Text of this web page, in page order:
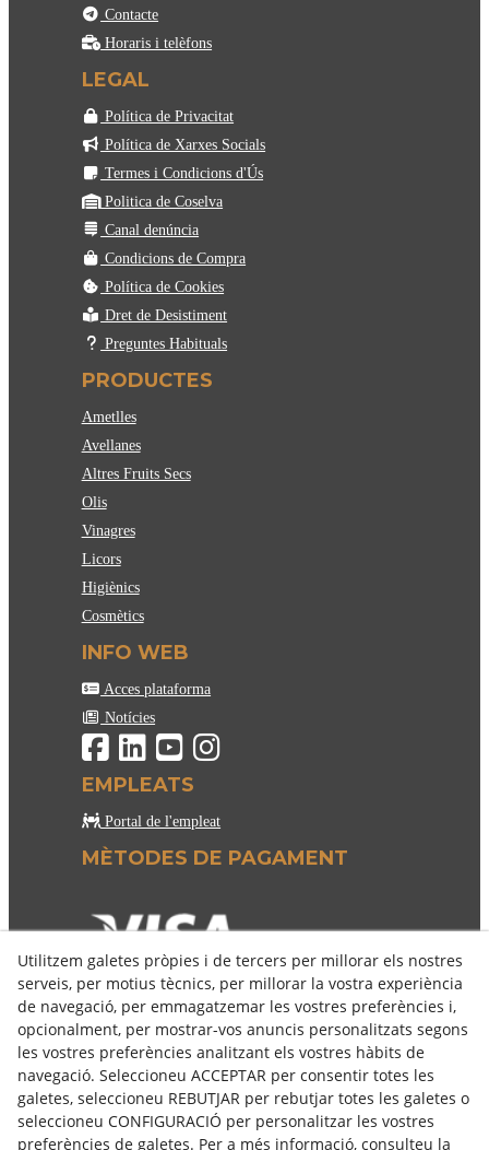
Política de Privacitat
Politica de Coselva
Canal denúncia
Condicions de Compra
Política de Cookies
Dret de Desistiment
Preguntes Habituals
PRODUCTES
Ametlles
Olis
Vinagres
Licors
Higiènics
Cosmètics
INFO WEB
Acces plataforma
EMPLEATS
Portal de l'empleat
MÈTODES DE PAGAMENT
© 08/2026 COSELVA - Tots els drets reservats.
Utilitzem galetes pròpies i de tercers per millorar els nostres
serveis, per motius tècnics, per millorar la vostra experiència
de navegació, per emmagatzemar les vostres preferències i,
opcionalment, per mostrar-vos anuncis personalitzats segons
les vostres preferències analitzant els vostres hàbits de
navegació. Seleccioneu ACCEPTAR per consentir totes les
galetes, seleccioneu REBUTJAR per rebutjar totes les galetes o
seleccioneu CONFIGURACIÓ per personalitzar les vostres
preferències de galetes. Per a més informació, consulteu la